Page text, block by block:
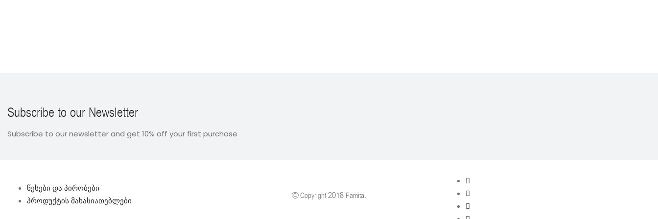
Subscribe to our Newsletter
Subscribe to our newsletter and get 10% off your first purchase
წესები და პირობები
პროდუქტის მახასიათებლები
© Copyright 2018 Famita.